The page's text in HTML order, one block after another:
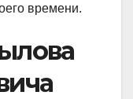
времени.